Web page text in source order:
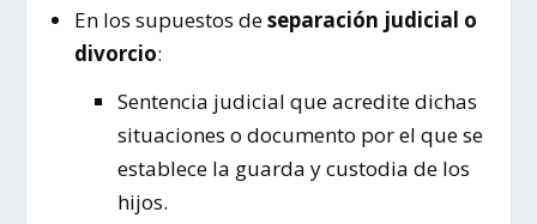
En los supuestos deseparación judicial o
divorcio:
Sentencia judicial que acredite dichas
situaciones o documento por el que se
establece la guarda y custodia de los
hijos.